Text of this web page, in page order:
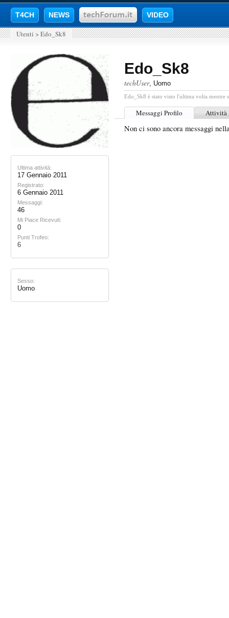
T4CH NEWS VIDEO
Utenti > Edo_Sk8
Ultima attività:
17 Gennaio 2011
Registrato:
6 Gennaio 2011
Messaggi:
46
Mi Piace Ricevuti:
0
Punti Trofeo:
6
Sesso:
Uomo
Edo_Sk8
techUser, Uomo
Edo_Sk8 è stato visto l'ultima volta mentre
Messaggi Profilo Attività
Non ci sono ancora messaggi